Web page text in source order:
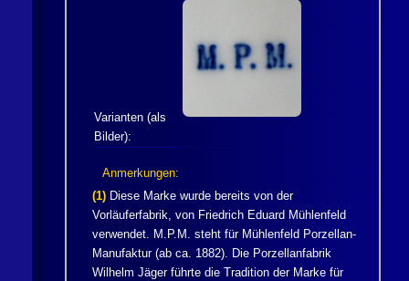
Varianten (als
Bilder):
Anmerkungen:
(1) Diese Marke wurde bereits von der
Vorläuferfabrik, von Friedrich Eduard Mühlenfeld
verwendet. M.P.M. steht für Mühlenfeld Porzellan-
Manufaktur (ab ca. 1882). Die Porzellanfabrik
Wilhelm Jägerführte die Tradition der Marke für